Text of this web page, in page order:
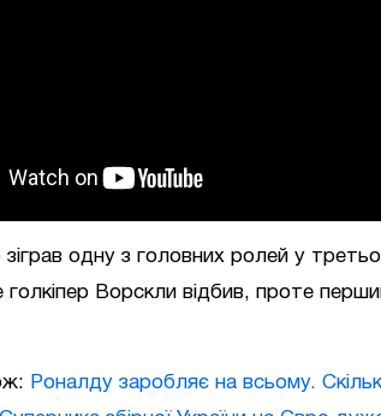
зіграв одну з головних ролей у
голкіпер Ворскли відбив, проте
Роналду заробляє на всьому.